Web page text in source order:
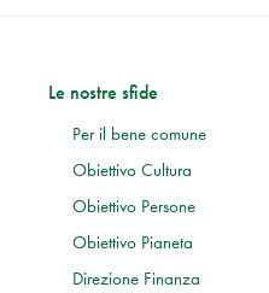
Le nostre sfide
Per il bene comune
Obiettivo Cultura
Obiettivo Persone
Obiettivo Pianeta
Direzione Finanza